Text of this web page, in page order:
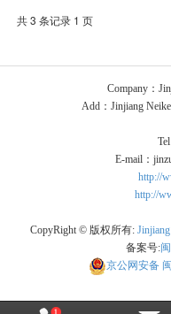
共 3 条记录 1 页
Company：
Add：Jinjiang
E-mail：
http://
http://
CopyRight © 版权所有:
备案号:
京公网安备